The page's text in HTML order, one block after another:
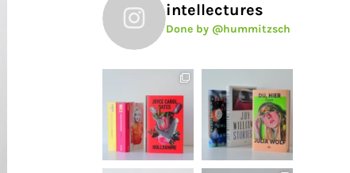
intellectures
Done by @hummitzsch